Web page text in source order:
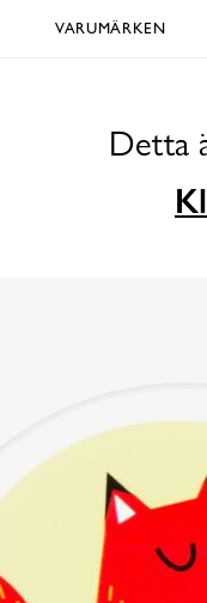
VARUMÄRKEN
Detta